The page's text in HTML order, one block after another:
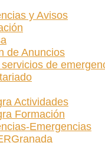
y Avisos
de Anuncios
de
Actividades
Formación
Emergencias